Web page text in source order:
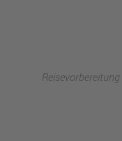
Reisevorbereitung